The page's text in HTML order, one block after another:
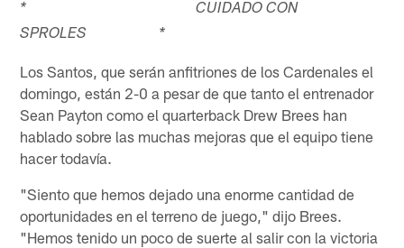
* CUIDADO CON
SPROLES *
Los Santos, que serán anfitriones de los Cardenales el
domingo, están 2-0 a pesar de que tanto el entrenador
Sean Payton como el quarterback Drew Brees han
hablado sobre las muchas mejoras que el equipo tiene
hacer todavía.
"Siento que hemos dejado una enorme cantidad de
oportunidades en el terreno de juego," dijo Brees.
"Hemos tenido un poco de suerte al salir con la victoria